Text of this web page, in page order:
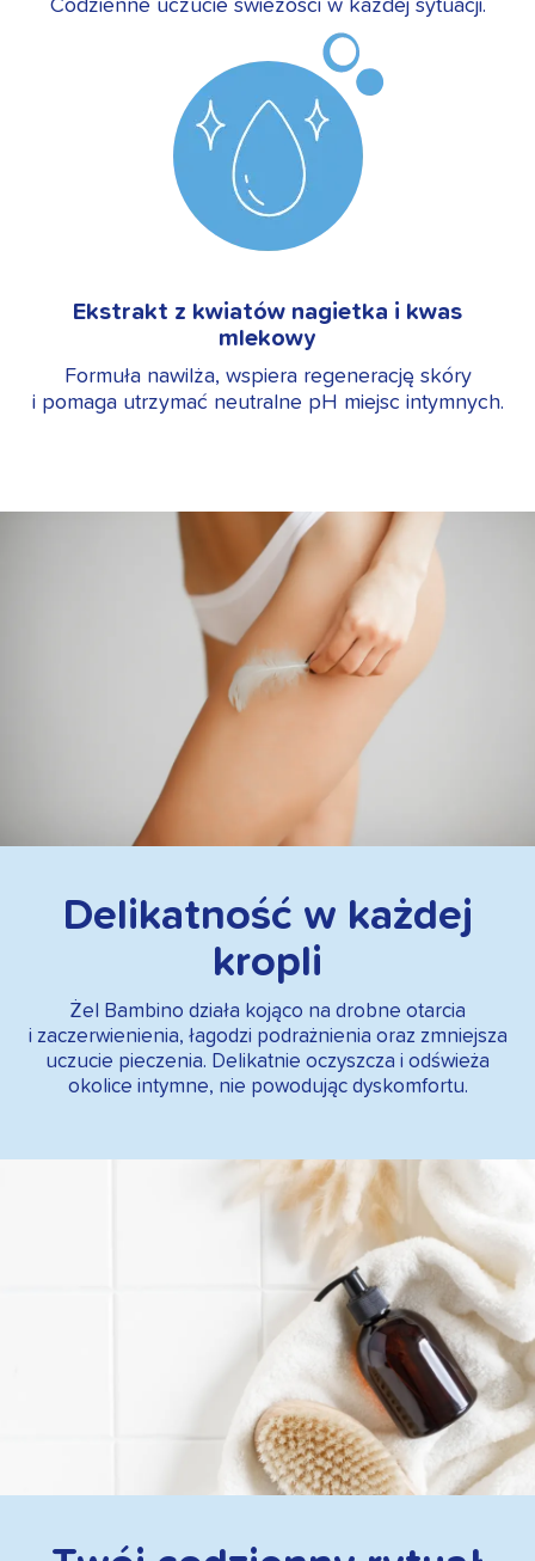
Codzienne uczucie świeżości w każdej sytuacji.
Ekstrakt z kwiatów nagietka i kwas
mlekowy
Formuła nawilża, wspiera regenerację skóry
i pomaga utrzymać neutralne pH miejsc intymnych.
Delikatność w każdej
kropli
Żel Bambino działa kojąco na drobne otarcia
i zaczerwienienia, łagodzi podrażnienia oraz zmniejsza
uczucie pieczenia. Delikatnie oczyszcza i odświeża
okolice intymne, nie powodując dyskomfortu.